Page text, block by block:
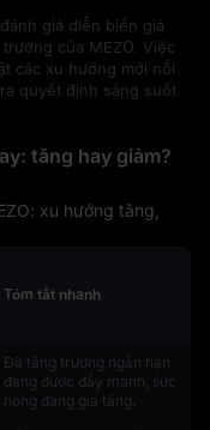
giá diễn biến giá
của MEZO. Việc
các xu hướng mới nổi
quyết định sáng suốt
tăng hay giảm?
xu hướng tăng,
Tóm tắt nhanh
Đà tăng trưởng ngắn hạn
đang được đẩy mạnh, sức
nóng đang gia tăng.